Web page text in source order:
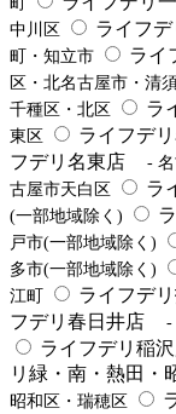
中川区
ライフ
町・知立市
ライ
区・北名古屋市・清
千種区・北区
ラ
東区
ライフデ
フデリ名東店
-
古屋市天白区
ラ
(一部地域除く)
戸市(一部地域除く)
多市(一部地域除く)
江町
ライフデ
フデリ春日井店
-
ライフデリ稲
リ緑・南・熱田・
昭和区・瑞穂区